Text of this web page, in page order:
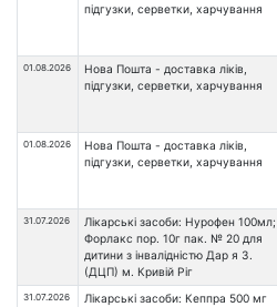
підгузки, серветки, харчування
01.08.2026
Нова Пошта - доставка ліків,
підгузки, серветки, харчування
01.08.2026
Нова Пошта - доставка ліків,
підгузки, серветки, харчування
31.07.2026
Лікарські засоби: Нурофен 100мл;
Форлакс пор. 10г пак. № 20 для
дитини з інвалідністю Дар я З.
(ДЦП) м. Кривій Ріг
31.07.2026
Лікарські засоби: Кеппра 500 мг